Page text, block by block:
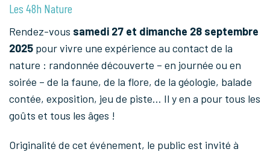
Les 48h Nature
Rendez-vous samedi 27 et dimanche 28 septembre
2025 pour vivre une expérience au contact de la
nature : randonnée découverte – en journée ou en
soirée – de la faune, de la flore, de la géologie, balade
contée, exposition, jeu de piste… Il y en a pour tous les
goûts et tous les âges !
Originalité de cet événement, le public est invité à